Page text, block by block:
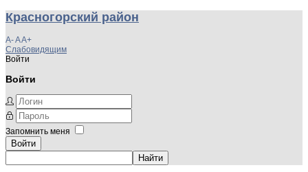
Красногорский район
A-AA+
Слабовидящим
Войти
Войти
Запомнить меня
Войти